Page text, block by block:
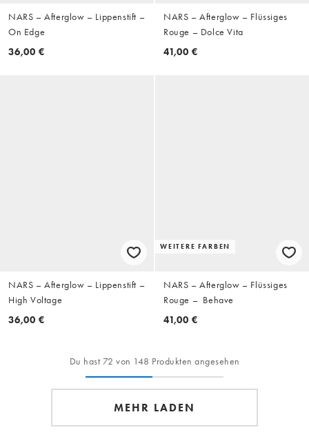
NARS – Afterglow – Lippenstift –
On Edge
36,00 €
NARS – Afterglow – Flüssiges
Rouge – Dolce Vita
41,00 €
NARS – Afterglow – Lippenstift –
High Voltage
36,00 €
WEITERE FARBEN
NARS – Afterglow – Flüssiges
Rouge – Behave
41,00 €
Du hast 72 von 148 Produkten angesehen
MEHR LADEN